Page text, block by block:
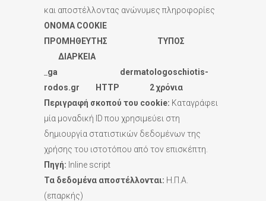
και αποστέλλοντας ανώνυμες πληροφορίες
ONOMA COOKIE
ΠΡΟΜΗΘΕΥΤΗΣ ΤΥΠΟΣ
ΔΙΑΡΚΕΙΑ
ga dermatologoschiotis-
rodos.gr
HTTP 2 χρόνια
Περιγραφή σκοπού του cookie: Καταγράφει
μία μοναδική ID που χρησιμεύει στη
δημιουργία στατιστικών δεδομένων της
χρήσης του ιστοτόπου από τον επισκέπτη.
Πηγή: Inline script
Τα δεδομένα αποστέλλονται: Η.Π.Α.
(επαρκής)